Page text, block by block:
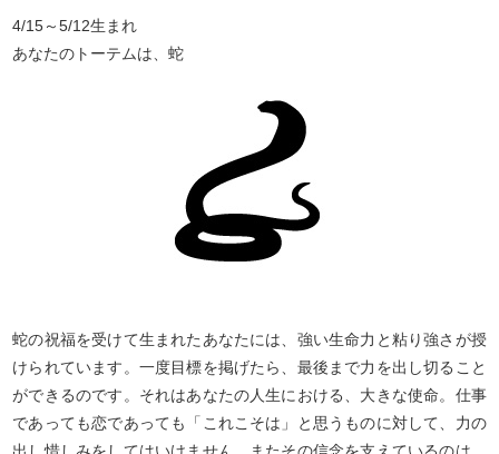
4/15～5/12生まれ
あなたのトーテムは、蛇
蛇の祝福を受けて生まれたあなたには、強い生命力と粘り強さが授
けられています。一度目標を掲げたら、最後まで力を出し切ること
ができるのです。それはあなたの人生における、大きな使命。仕事
であっても恋であっても「これこそは」と思うものに対して、力の